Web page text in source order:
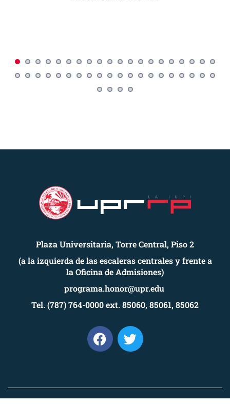
Plaza Universitaria, Torre Central, Piso 2
(a la izquierda de las escaleras centrales y frente a
la Oficina de Admisiones)
programa.honor@upr.edu
Tel. (787) 764-0000 ext. 85060, 85061, 85062